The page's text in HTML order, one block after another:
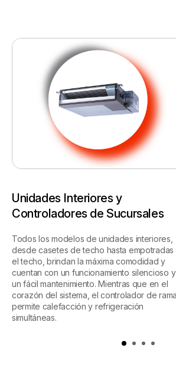
Unidades Interiores y
Controladores de Sucursales
Todos los modelos de unidades interiores,
desde casetes de techo hasta empotradas
el techo, brindan la máxima comodidad y
cuentan con un funcionamiento silencioso y
un fácil mantenimiento. Mientras que en el
corazón del sistema, el controlador de rama
permite calefacción y refrigeración
simultáneas.